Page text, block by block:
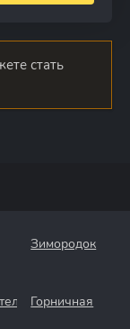
стать
Зимородок
Горничная